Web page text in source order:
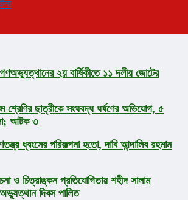
২য় বার্ষিকীতে ১১ দলীয় জোটের
শ্রেণির ছাত্রীকে সংঘবদ্ধ ধর্ষণের অভিযোগ, ৫
আটক ৩
ধ্বংসের পরিকল্পনা হতো, দাবি আন্দালিব রহমান
ও চিত্রাঙ্কন প্রতিযোগিতায় শহীদ সালাম
দিবস পালিত